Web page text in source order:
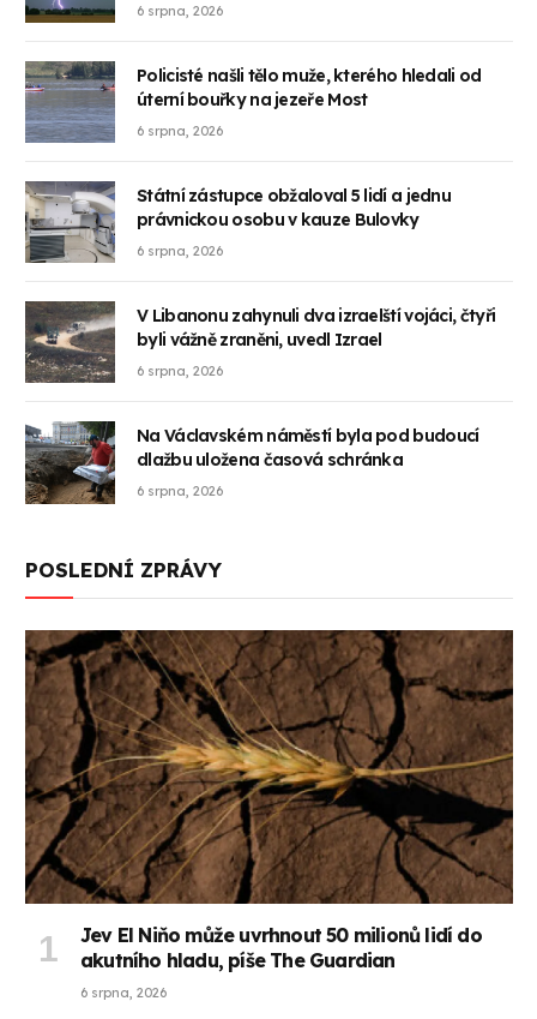
6 srpna, 2026
Policisté našli tělo muže, kterého hledali od
úterní bouřky na jezeře Most
6 srpna, 2026
Státní zástupce obžaloval 5 lidí a jednu
právnickou osobu v kauze Bulovky
6 srpna, 2026
V Libanonu zahynuli dva izraelští vojáci, čtyři
byli vážně zraněni, uvedl Izrael
6 srpna, 2026
Na Václavském náměstí byla pod budoucí
dlažbu uložena časová schránka
6 srpna, 2026
POSLEDNÍ ZPRÁVY
Jev El Niňo může uvrhnout 50 milionů lidí do
akutního hladu, píše The Guardian
6 srpna, 2026